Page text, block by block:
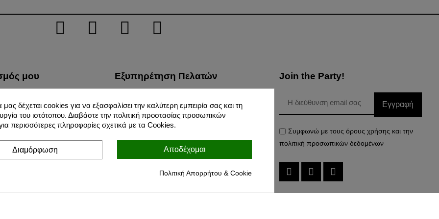
μου
προϊόντων μου
μου
μου πληροφορίες
Εξυπηρέτηση Πελατών
Προστασία Προσωπικών Δεδομένων
Όροι Χρήσης
Για Εμάς
Τρόποι Πληρωμών
Join the Party!
Εγγραφή
Συμφωνώ με τους όρους χρήσης και την
πολιτική προσωπικών δεδομένων
μας δέχεται cookies για να εξασφαλίσει την καλύτερη εμπειρία σας και τη
του ιστότοπου. Διαβάστε την πολιτική προστασίας προσωπικών
περισσότερες πληροφορίες σχετικά με τα Cookies.
Αποδέχομαι
Διαμόρφωση
Πολιτική Απορρήτου & Cookie